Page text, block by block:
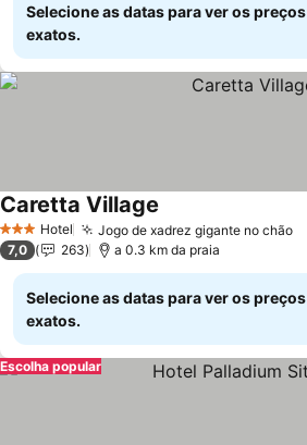
Selecione as datas para ver os preços
exatos.
3 EstrelasHotel Jogo de xadrez gigante no chão
Caretta Village
7,0 263 a 0.3 km da praia
Selecione as datas para ver os preços
exatos.
Escolha popular